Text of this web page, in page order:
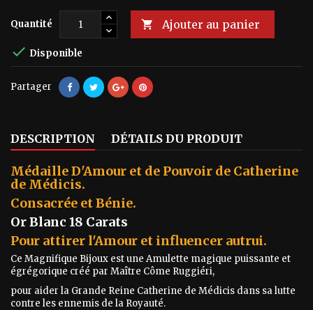
Quantité  Ajouter au panier
 Disponible
Partager
DESCRIPTION DÉTAILS DU PRODUIT
Médaille D'Amour et de Pouvoir de Catherine
de Médicis.
Consacrée et Bénie.
Or Blanc 18 Carats
Pour attirer l'Amour et influencer autrui.
Ce Magnifique Bijoux est une Amulette magique puissante et
égrégorique créé par Maître Côme Ruggiéri,
pour aider la Grande Reine Catherine de Médicis dans sa lutte
contre les ennemis de la Royauté.